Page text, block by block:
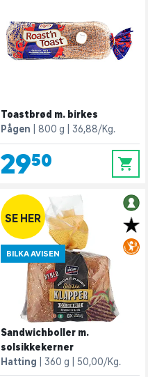
Toastbrød m. birkes
Pågen
800 g 36,88/Kg.
29,50 0
SE HER
BILKA AVISEN
Sandwichboller m.
solsikkekerner
Hatting
360 g 50,00/Kg.